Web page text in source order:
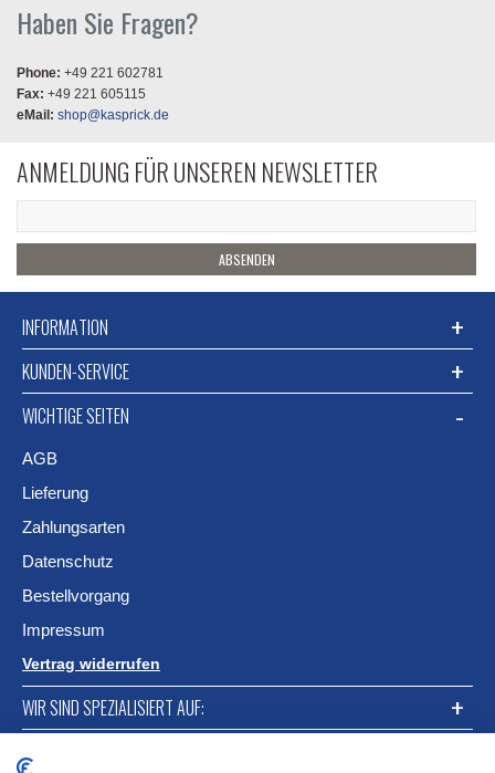
Haben Sie Fragen?
Phone: +49 221 602781
Fax: +49 221 605115
eMail: shop@kasprick.de
ANMELDUNG FÜR UNSEREN NEWSLETTER
ABSENDEN
INFORMATION
KUNDEN-SERVICE
WICHTIGE SEITEN
AGB
Lieferung
Zahlungsarten
Datenschutz
Bestellvorgang
Impressum
Vertrag widerrufen
WIR SIND SPEZIALISIERT AUF:
FACEBOOK